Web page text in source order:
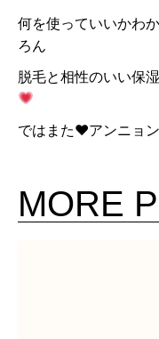
何を使っていいかわ
ろん
脱毛と相性のいい保
ではまた♥アンニョ
MORE